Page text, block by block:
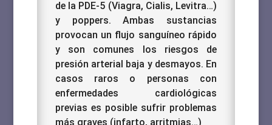
de la PDE-5 (Viagra, Cialis, Levitra…)
y poppers.Ambas sustancias
provocan un flujo sanguíneo rápido
y son comunes los riesgos de
presión arterial baja y desmayos. En
casos raros o personas con
enfermedades cardiológicas
previas es posible sufrir problemas
más graves (infarto, arritmias…)